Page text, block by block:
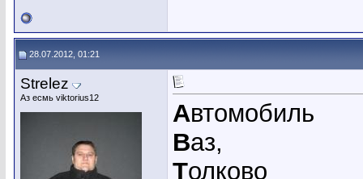
28.07.2012, 01:21
Strelez
Аз есмь viktorius12
Автомобиль
Ваз,
Толково